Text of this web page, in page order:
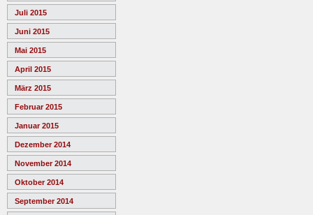
Juli 2015
Juni 2015
Mai 2015
April 2015
März 2015
Februar 2015
Januar 2015
Dezember 2014
November 2014
Oktober 2014
September 2014